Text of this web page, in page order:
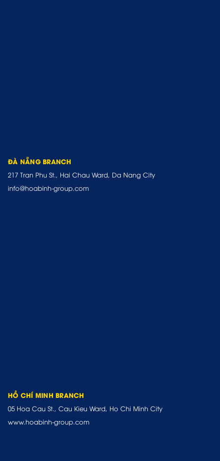
ĐÀ NẴNG BRANCH
217 Tran Phu St., Hai Chau Ward, Da Nang City
info@hoabinh-group.com
HỒ CHÍ MINH BRANCH
05 Hoa Cau St., Cau Kieu Ward, Ho Chi Minh City
www.hoabinh-group.com